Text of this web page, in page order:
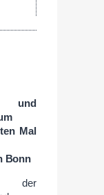
Mal
Bonn
der